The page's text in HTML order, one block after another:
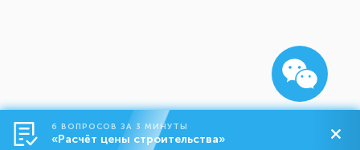
6 ВОПРОСОВ ЗА 3 МИНУТЫ
«Расчёт цены строительства»